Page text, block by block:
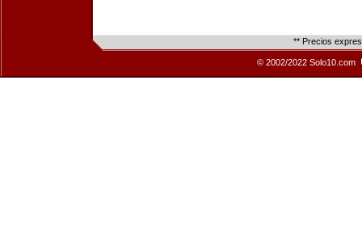
** Precios
© 2002/2022 Solo10.com